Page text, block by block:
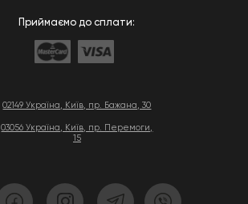
02149 Україна, Київ, пр. Бажана, 30
03056 Україна, Київ, пр. Перемоги,
15
Приймаємо до сплати: